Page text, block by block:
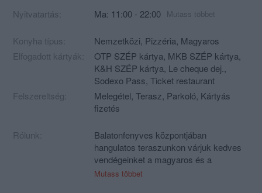
Nyitvatartás: Ma: 11:00 - 22:00 Mutass többet
Konyha típus: Nemzetközi, Pizzéria, Magyaros
Elfogadott kártyák:
OTP SZÉP kártya, MKB SZÉP kártya,
K&H SZÉP kártya, Le cheque dej.,
Sodexo Pass, Ticket restaurant
Felszereltség:
Melegétel, Terasz, Parkoló, Kártyás
fizetés
Rólunk:
Balatonfenyves központjában
hangulatos teraszunkon várjuk kedves
vendégeinket a magyaros és a
mediterrán konyha finomságaival és a
Mutass többet